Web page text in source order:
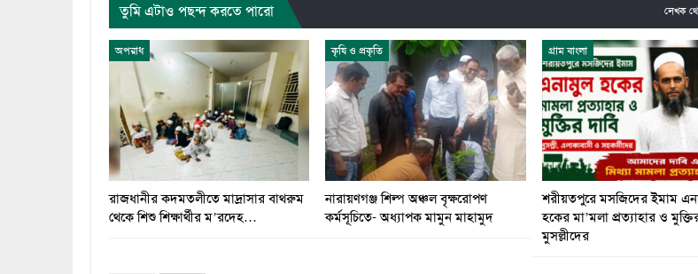
তুমি এটাও পছন্দ করতে পারো লেখক
অপরাধ
রাজধানীর কদমতলীতে মাদ্রাসার বাথরুম
থেকে শিশু শিক্ষার্থীর ম’রদেহ…
কৃষি ও প্রকৃতি
নারায়ণগঞ্জ শিল্প অঞ্চল বৃক্ষরোপণ
কর্মসূচিতে- অধ্যাপক মামুন মাহামুদ
গ্রাম বাংলা
শরীয়তপুরে মসজিদের ইমাম
হকের মা’মলা প্রত্যাহার ও
মুসল্লীদের